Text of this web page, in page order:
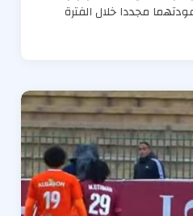
مجددا خلال الفترة